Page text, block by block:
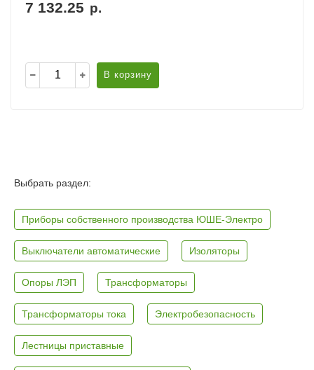
7 132.25 р.
В корзину
Выбрать раздел:
Приборы собственного производства ЮШЕ-Электро
Выключатели автоматические Изоляторы
Опоры ЛЭП Трансформаторы
Трансформаторы тока Электробезопасность
Лестницы приставные